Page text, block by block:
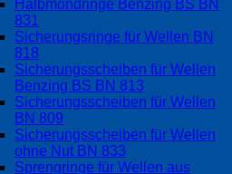
Halbmondringe Benzing BS BN
831
Sicherungsringe für Wellen BN
818
Sicherungsscheiben für Wellen
Benzing BS BN 813
Sicherungsscheiben für Wellen
BN 809
Sicherungsscheiben für Wellen
ohne Nut BN 833
Sprengringe für Wellen aus